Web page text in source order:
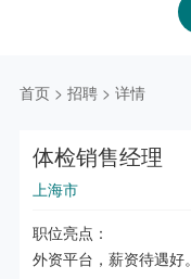
首页 > 招聘 > 详情
体检销售经理
上海市
职位亮点：
外资平台，薪资待遇好。